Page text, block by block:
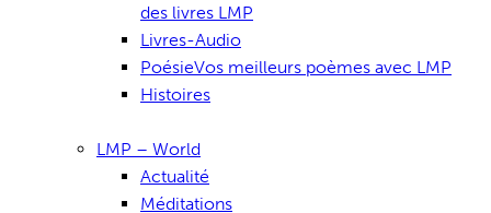
des livres LMP
Livres-Audio
PoésieVos meilleurs poèmes avec LMP
Histoires
LMP – World
Actualité
Méditations